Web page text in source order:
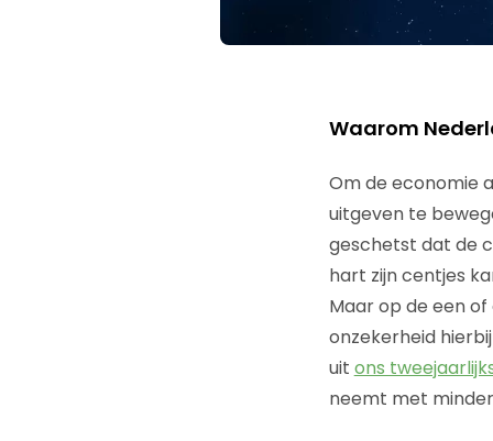
Waarom
Om de economie
uitgeven te
geschetst dat de
hart zijn centjes
Maar op de een
onzekerheid
uit ons
neemt met